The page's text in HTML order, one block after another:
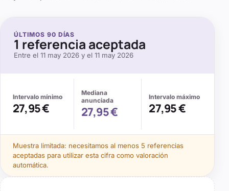
ÚLTIMOS 90 DÍAS
1 referencia aceptada
Entre el 11 may 2026 y el 11 may 2026
Intervalo mínimo
27,95 €
Mediana
anunciada
27,95 €
Intervalo máximo
27,95 €
Muestra limitada: necesitamos al menos 5 referencias
aceptadas para utilizar esta cifra como valoración
automática.